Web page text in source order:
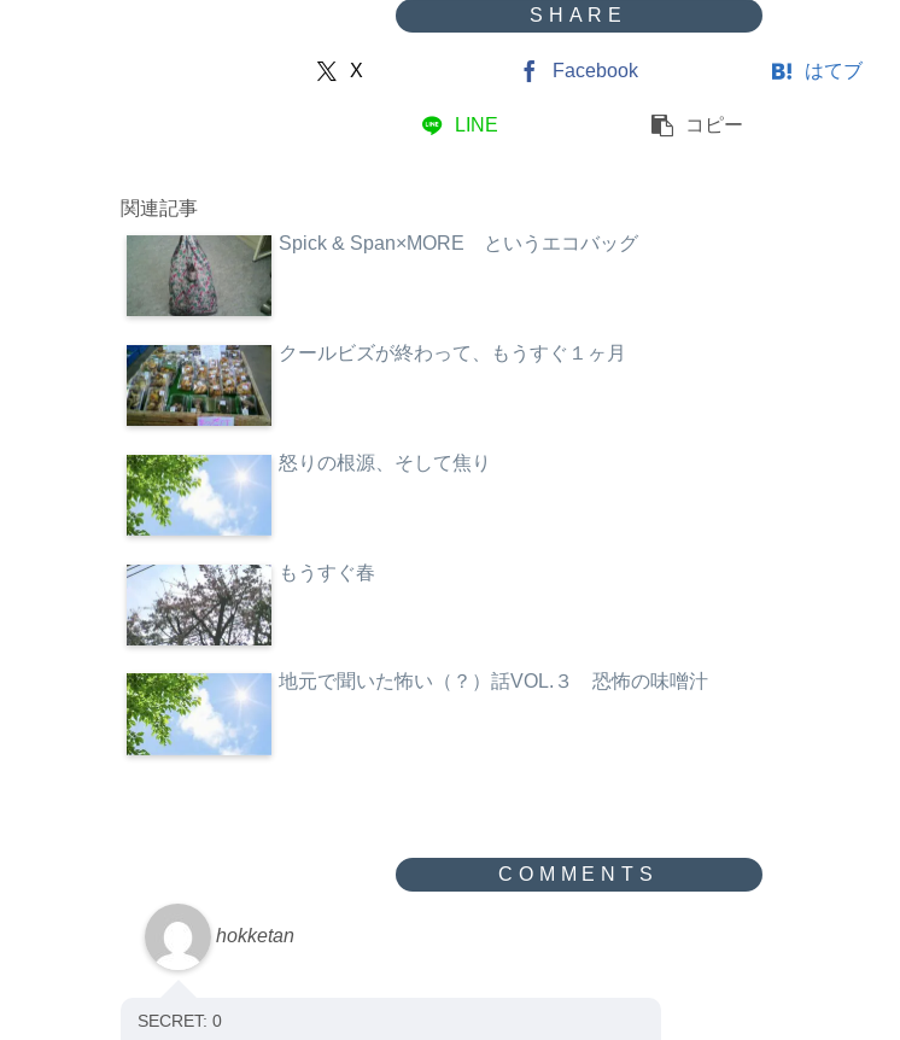
X Facebook はてブ
LINE コピー
関連記事
Spick & Span×MORE というエコバッグ
クールビズが終わって、もうすぐ１ヶ月
怒りの根源、そして焦り
もうすぐ春
地元で聞いた怖い（？）話VOL.３ 恐怖の味噌汁
hokketan
SECRET: 0